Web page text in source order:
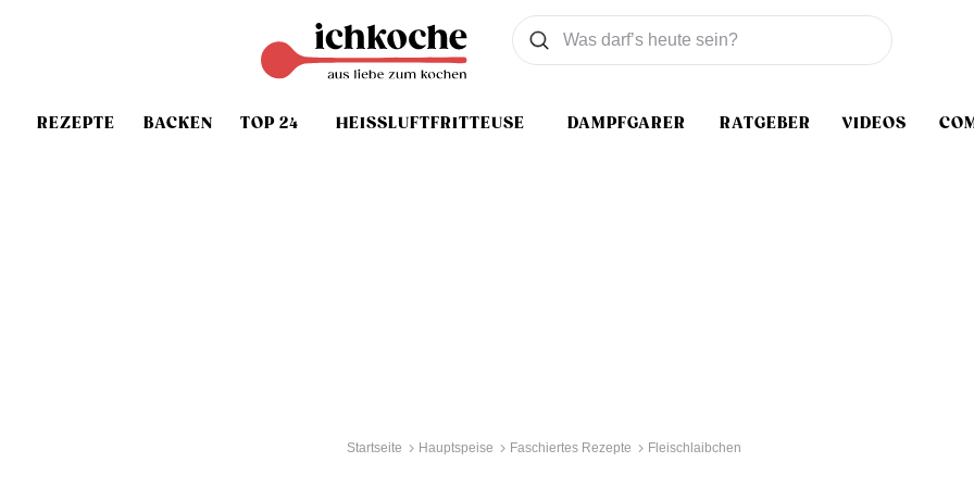
REZEPTE BACKEN TOP 24 HEISSLUFTFRITTEUSE DAMPFGARER RATGEBER VIDEOS
Was wollen Sie suchen
Suchen
Startseite Hauptspeise Faschiertes Rezepte Fleischlaibchen